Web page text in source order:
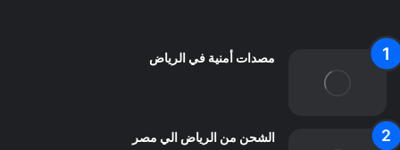
مصدات أمنية في الرياض
الشحن من الرياض الي مصر